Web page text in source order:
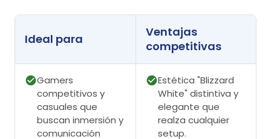
Ideal para
Ventajas
competitivas
Gamers
competitivos y
casuales que
buscan inmersión y
comunicación
Estética "Blizzard
White" distintiva y
elegante que
realza cualquier
setup.